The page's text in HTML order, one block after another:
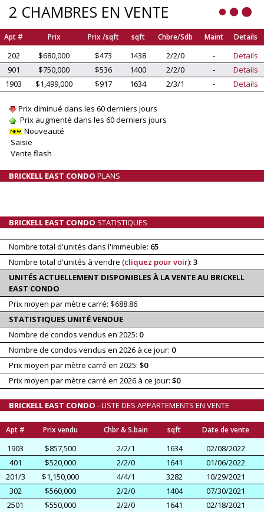
2 CHAMBRES EN VENTE
Apt # Prix Prix /sqft sqft Chbre/Sdb Maint Details
202 $680,000 $473 1438 2/2/0 -
Details
901
$750,000 $536 1400 2/2/0 -
Details
1903
$1,499,000 $917 1634 2/3/1 - Details
Prix diminué dans les 60 derniers jours
Prix augmenté dans les 60 derniers jours
Nouveauté
Saisie
Vente flash
BRICKELL EAST CONDO PLANS
BRICKELL EAST CONDO STATISTIQUES
Nombre total d'unités dans l'immeuble: 65
Nombre total d'unités à vendre (cliquez pour voir): 3
UNITÉS ACTUELLEMENT DISPONIBLES À LA VENTE AU BRICKELL
EAST CONDO
Prix moyen par mètre carré: $688.86
STATISTIQUES UNITÉ VENDUE
Nombre de condos vendus en 2025: 0
Nombre de condos vendus en 2026 à ce jour: 0
Prix moyen par mètre carré en 2025: $0
Prix moyen par mètre carré en 2026 à ce jour: $0
BRICKELL EAST CONDO - LISTE DES APPARTEMENTS EN VENTE
Apt # Prix vendu Chbr & S.bain sqft Date de vente
1903 $857,500 2/2/1 1634
02/08/2022
401
$520,000 2/2/0 1641
01/06/2022
201/3
$1,150,000 4/4/1 3282
10/29/2021
302
$560,000 2/2/0 1404
07/30/2021
2501
$550,000 2/2/0 1641
02/18/2021